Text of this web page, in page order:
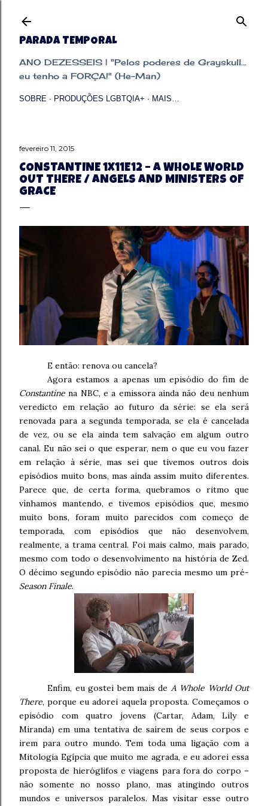
PARADA TEMPORAL
ANO DEZESSEIS | "Pelos poderes de Grayskull...
eu tenho a FORÇA!" (He-Man)
SOBRE PRODUÇÕES LGBTQIA+ MAIS…
fevereiro 11, 2015
CONSTANTINE 1X11E12 – A WHOLE WORLD
OUT THERE / ANGELS AND MINISTERS OF
GRACE
E então: renova ou cancela?
Agora estamos a apenas um episódio do fim de
Constantinena NBC, e a emissora ainda não deu nenhum
veredicto em relação ao futuro da série: se ela será
renovada para a segunda temporada, se ela é cancelada
de vez, ou se ela ainda tem salvação em algum outro
canal. Eu não sei o que esperar, nem o que eu vou fazer
em relação à série, mas sei que tivemos outros dois
episódios muito bons, mas ainda assim muito diferentes.
Parece que, de certa forma, quebramos o ritmo que
vínhamos mantendo, e tivemos episódios que, mesmo
muito bons, foram muito parecidos com começo de
temporada, com episódios que não desenvolvem,
realmente, a trama central. Foi mais calmo, mais parado,
mesmo com todo o desenvolvimento na história de Zed.
O décimo segundo episódio não parecia mesmo um pré-
Season Finale.
Enfim, eu gostei bem mais de A Whole World Out
There, porque eu adorei aquela proposta. Começamos o
episódio com quatro jovens (Cartar, Adam, Lily e
Miranda) em uma tentativa de saírem de seus corpos e
irem para outro mundo. Tem toda uma ligação com a
Mitologia Egípcia que muito me agrada, e eu adorei essa
proposta de hieróglifos e viagens para fora do corpo –
não somente no nosso plano, mas atingindo outros
mundos e universos paralelos. Mas visitar esse outro